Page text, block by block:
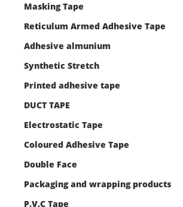
Masking Tape
Reticulum Armed Adhesive Tape
Adhesive almunium
Synthetic Stretch
Printed adhesive tape
DUCT TAPE
Electrostatic Tape
Coloured Adhesive Tape
Double Face
Packaging and wrapping products
P.V.C Tape